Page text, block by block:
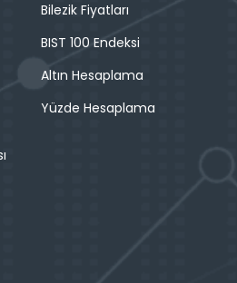
Bilezik Fiyatları
BIST 100 Endeksi
Altın Hesaplama
Yüzde Hesaplama